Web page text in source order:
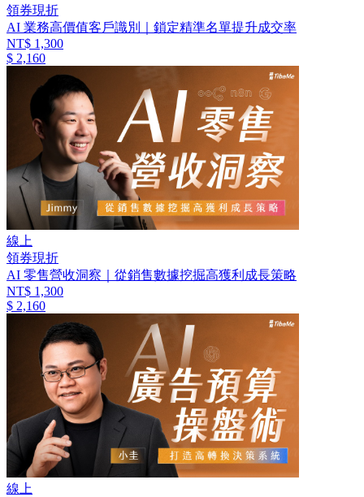
領券現折
AI 業務高價值客戶識別｜鎖定精準名單提升成交率
NT$ 1,300
$ 2,160
線上
領券現折
AI 零售營收洞察｜從銷售數據挖掘高獲利成長策略
NT$ 1,300
$ 2,160
線上